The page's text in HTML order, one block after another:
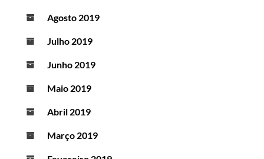
Agosto 2019
Julho 2019
Junho 2019
Maio 2019
Abril 2019
Março 2019